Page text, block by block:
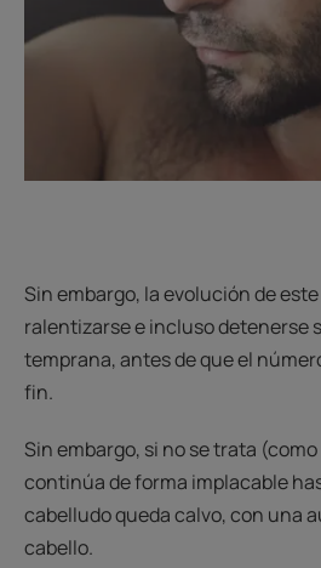
Sin embargo, la evolución de
ralentizarse e incluso detenerse
temprana, antes de que el
fin.
Sin embargo, si no se trata
continúa de forma implacable
cabelludo queda calvo, con una
cabello.